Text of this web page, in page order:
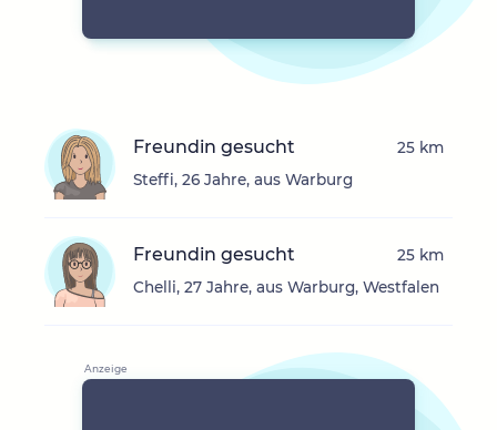
Freundin gesucht
Steffi, 26 Jahre, aus Warburg
25 km
Freundin gesucht
Chelli, 27 Jahre, aus Warburg, Westfalen
25 km